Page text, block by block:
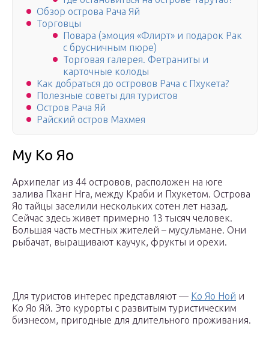
Обзор острова Рача Яй
Торговцы
Повара (эмоция «Флирт» и подарок Рак
с брусничным пюре)
Торговая галерея. Фетраниты и
карточные колоды
Как добраться до островов Рача с Пхукета?
Полезные советы для туристов
Остров Рача Яй
Райский остров Махмея
Му Ко Яо
Архипелаг из 44 островов, расположен на юге
залива Пханг Нга, между Краби и Пхукетом. Острова
Яо тайцы заселили нескольких сотен лет назад.
Сейчас здесь живет примерно 13 тысяч человек.
Большая часть местных жителей – мусульмане. Они
рыбачат, выращивают каучук, фрукты и орехи.
Для туристов интерес представляют — Ко Яо Ной и
Ко Яо Яй. Это курорты с развитым туристическим
бизнесом, пригодные для длительного проживания.